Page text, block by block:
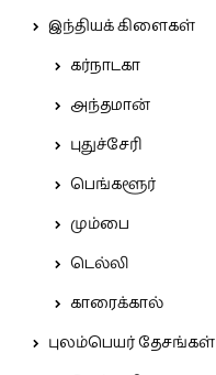
இந்தியக் கிளைகள்
கர்நாடகா
அந்தமான்
புதுச்சேரி
பெங்களூர்
மும்பை
டெல்லி
காரைக்கால்
புலம்பெயர் தேசங்கள்